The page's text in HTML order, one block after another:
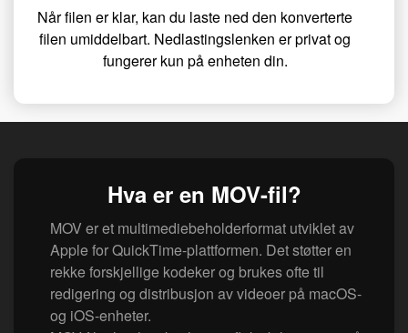
Når filen er klar, kan du laste ned den konverterte
filen umiddelbart. Nedlastingslenken er privat og
fungerer kun på enheten din.
Hva er en MOV-fil?
MOV er et multimediebeholderformat utviklet av
Apple for QuickTime-plattformen. Det støtter en
rekke forskjellige kodeker og brukes ofte til
redigering og distribusjon av videoer på macOS-
og iOS-enheter.